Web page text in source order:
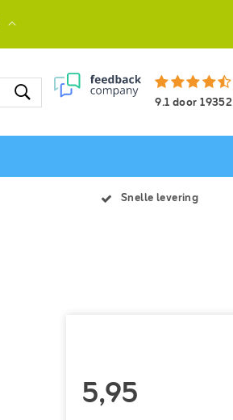
9.1door19352
Snelle levering
5,95